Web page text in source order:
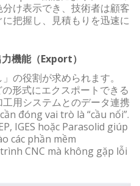
け表示でき、技術者は顧客
把握し、見積もりを迅速に
機能（Export）
の役割が求められます。
形式にエクスポートできる
用システムとのデータ連携
đóng vai trò là “cầu nối”.
IGES hoặc Parasolid giúp
các phần mềm
CNC mà không gặp lỗi